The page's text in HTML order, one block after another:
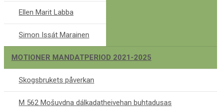
Ellen Marit Labba
Simon Issát Marainen
MOTIONER MANDATPERIOD 2021-2025
Skogsbrukets påverkan
M 562 Mošuvdna dálkadatheivehan buhtadusas